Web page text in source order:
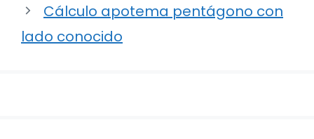
Cálculo apotema pentágono con
lado conocido